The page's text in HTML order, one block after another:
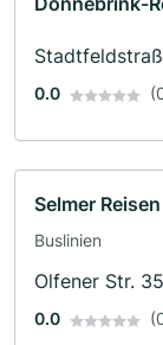
0.0
Selmer
Buslinien
Olfener Str.
0.0